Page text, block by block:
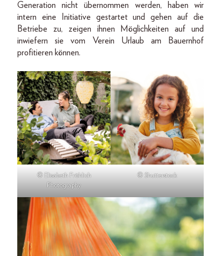
Generation nicht übernommen werden, haben wir
intern eine Initiative gestartet und gehen auf die
Betriebe zu, zeigen ihnen Möglichkeiten auf und
inwiefern sie vom Verein Urlaub am Bauernhof
profitieren können.
© Elisabeth Fröhlich
Photography
© Shutterstock